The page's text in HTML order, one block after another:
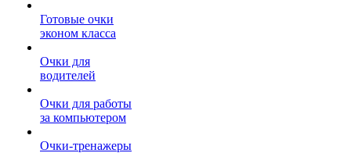
Готовые очки
эконом класса
Очки для
водителей
Очки для работы
за компьютером
Очки-тренажеры